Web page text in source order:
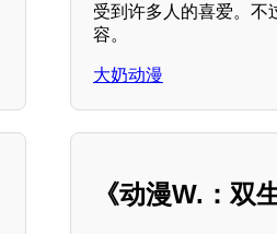
受到许多人的喜爱。不
容。
大奶动漫
《动漫W.：双